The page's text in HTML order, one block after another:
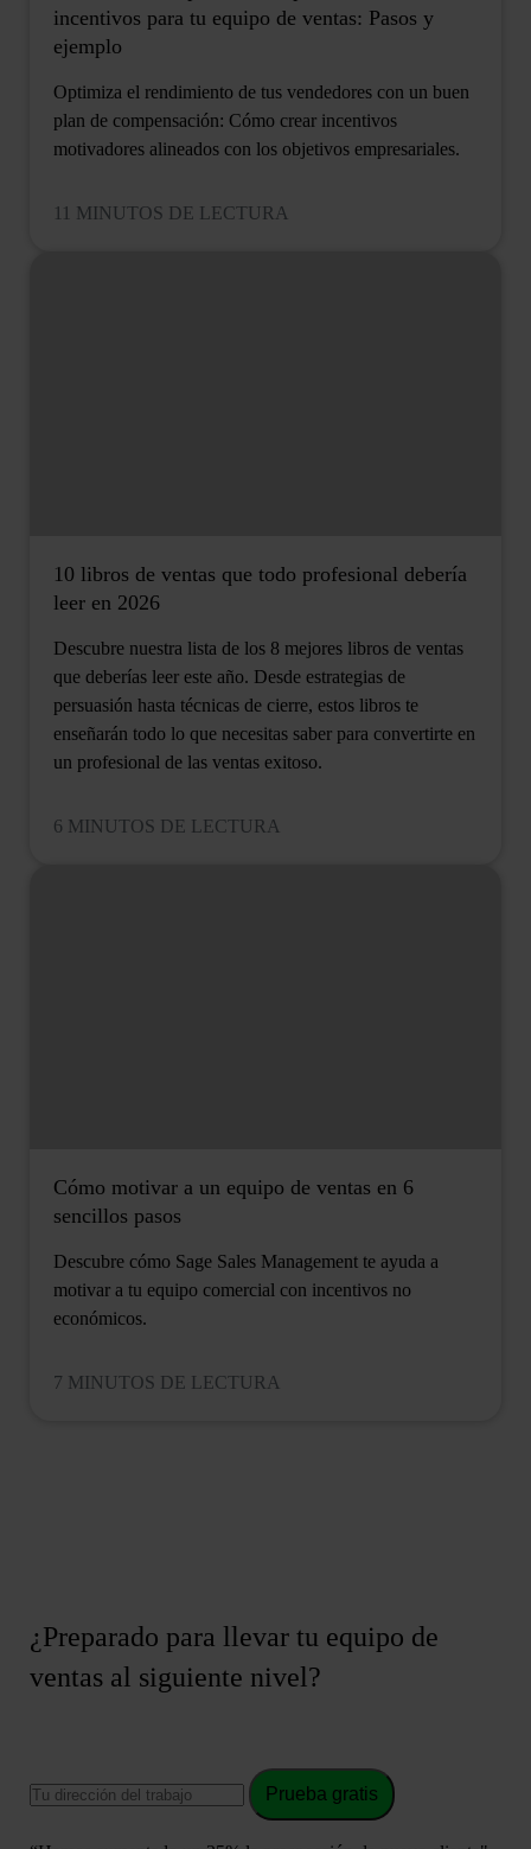
incentivos para tu equipo de ventas: Pasos y
ejemplo
Optimiza el rendimiento de tus vendedores con un buen
plan de compensación: Cómo crear incentivos
motivadores alineados con los objetivos empresariales.
11 MINUTOS DE LECTURA
10 libros de ventas que todo profesional debería
leer en 2026
Descubre nuestra lista de los 8 mejores libros de ventas
que deberías leer este año. Desde estrategias de
persuasión hasta técnicas de cierre, estos libros te
enseñarán todo lo que necesitas saber para convertirte en
un profesional de las ventas exitoso.
6 MINUTOS DE LECTURA
Cómo motivar a un equipo de ventas en 6
sencillos pasos
Descubre cómo Sage Sales Management te ayuda a
motivar a tu equipo comercial con incentivos no
económicos.
7 MINUTOS DE LECTURA
¿Preparado para llevar tu equipo de
ventas al siguiente nivel?
Prueba gratis